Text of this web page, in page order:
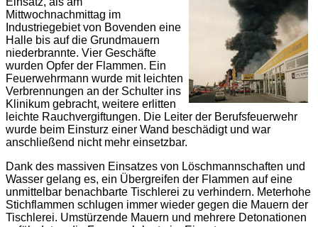
Mittwochnachmittag im
Industriegebiet von Bovenden eine
Halle bis auf die Grundmauern
niederbrannte. Vier Geschäfte
wurden Opfer der Flammen. Ein
Feuerwehrmann wurde mit leichten
Verbrennungen an der Schulter ins
Klinikum gebracht, weitere erlitten
leichte Rauchvergiftungen. Die Leiter der Berufsfeuerwehr
wurde beim Einsturz einer Wand beschädigt und war
anschließend nicht mehr einsetzbar.
Dank des massiven Einsatzes von Löschmannschaften und
Wasser gelang es, ein Übergreifen der Flammen auf eine
unmittelbar benachbarte Tischlerei zu verhindern. Meterhohe
Stichflammen schlugen immer wieder gegen die Mauern der
Tischlerei. Umstürzende Mauern und mehrere Detonationen